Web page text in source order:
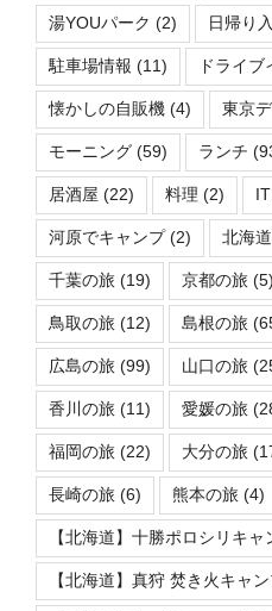
湯YOUパーク (2) 日帰り
駐車場情報 (11) ドライブ
懐かしの自販機 (4) 東京
モーニング (59) ランチ
居酒屋 (22) 料理 (2)
河原でキャンプ(2) 北海
千葉の旅 (19) 京都の旅 (5)
鳥取の旅 (12) 島根の旅
広島の旅 (99) 山口の旅
香川の旅 (11) 愛媛の旅
福岡の旅 (22) 大分の旅
長崎の旅 (6) 熊本の旅 (4)
【北海道】十勝ポロシリキ
【北海道】真狩 焚き火キャ